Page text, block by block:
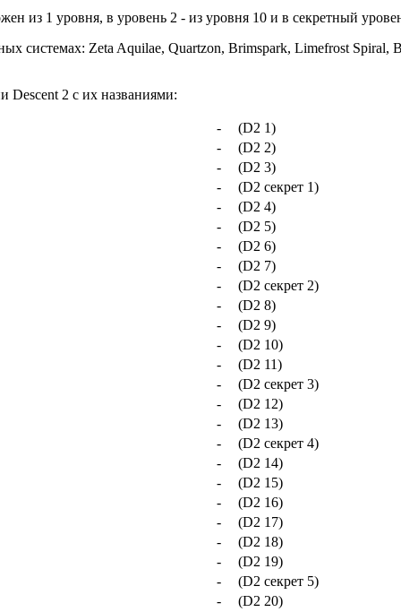
из 1 уровня, в уровень 2 - из уровня 10 и в секретный
системах: Zeta Aquilae, Quartzon, Brimspark, Limefrost
Descent 2 с их названиями:
-
(D2 1)
-
(D2 2)
-
(D2 3)
-
(D2 секрет 1)
-
(D2 4)
-
(D2 5)
-
(D2 6)
-
(D2 7)
-
(D2 секрет 2)
-
(D2 8)
-
(D2 9)
-
(D2 10)
-
(D2 11)
-
(D2 секрет 3)
-
(D2 12)
-
(D2 13)
-
(D2 секрет 4)
-
(D2 14)
-
(D2 15)
-
(D2 16)
-
(D2 17)
-
(D2 18)
-
(D2 19)
-
(D2 секрет 5)
-
(D2 20)